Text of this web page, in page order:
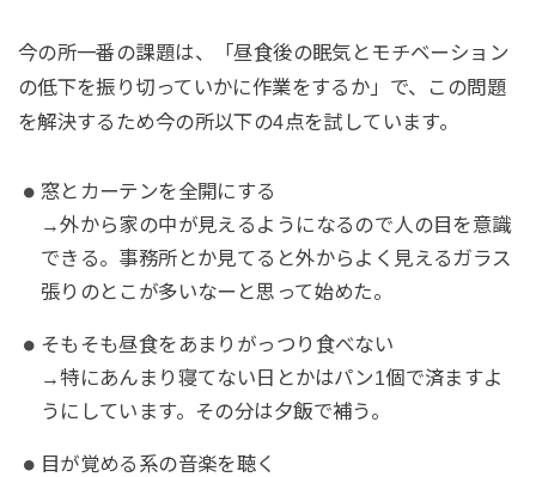
今の所一番の課題は、「昼食後の眠気とモチベーション
の低下を振り切っていかに作業をするか」で、この問題
を解決するため今の所以下の4点を試しています。
窓とカーテンを全開にする
→外から家の中が見えるようになるので人の目を意識
できる。事務所とか見てると外からよく見えるガラス
張りのとこが多いなーと思って始めた。
そもそも昼食をあまりがっつり食べない
→特にあんまり寝てない日とかはパン1個で済ますよ
うにしています。その分は夕飯で補う。
目が覚める系の音楽を聴く